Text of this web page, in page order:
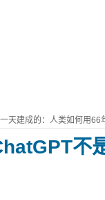
天建成的：人类如何用66
不